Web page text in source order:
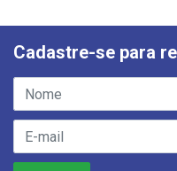
Cadastre-se para